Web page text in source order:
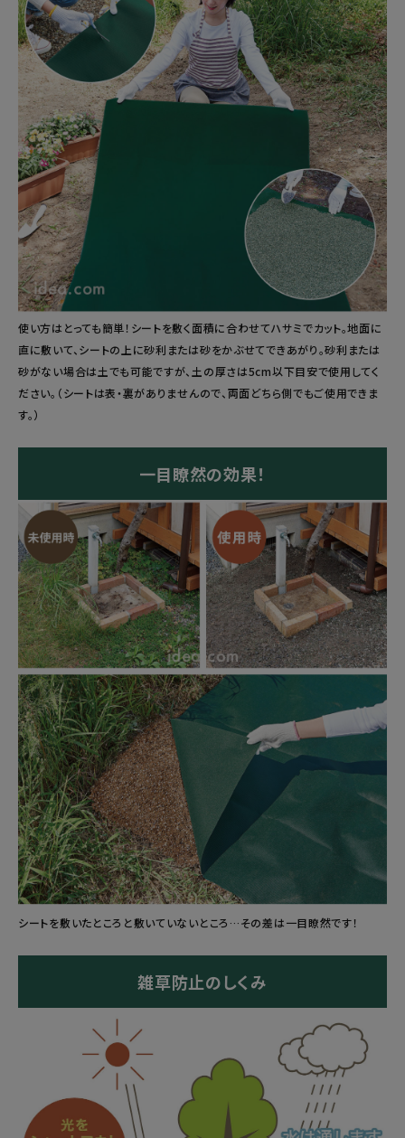
使い方はとっても簡単！シートを敷く面積に合わせてハサミでカット。地面に
直に敷いて、シートの上に砂利または砂をかぶせてできあがり。砂利または
砂がない場合は土でも可能ですが、土の厚さは5cm以下目安で使用してく
ださい。（シートは表・裏がありませんので、両面どちら側でもご使用できま
す。）
一目瞭然の効果！
シートを敷いたところと敷いていないところ…その差は一目瞭然です！
雑草防止のしくみ